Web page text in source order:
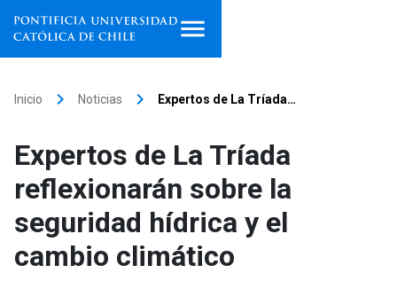
Facultades, escuelas e
institutos
Investigación
Inicio keyboard_arrow_right Noticias keyboard_arrow_right Expertos de La Tríada…
Expertos de La Tríada
reflexionarán sobre la
seguridad hídrica y el
cambio climático